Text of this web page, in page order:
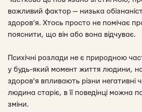
важливий фактор — низька
здоров’я. Хтось просто не помічає
пояснити, що він або вона відчуває.
Психічні розлади не є природною
у будь-який момент життя людини, на
здоров’я впливають різни негативні
людина старіє, в її поведінці можна
зміни.